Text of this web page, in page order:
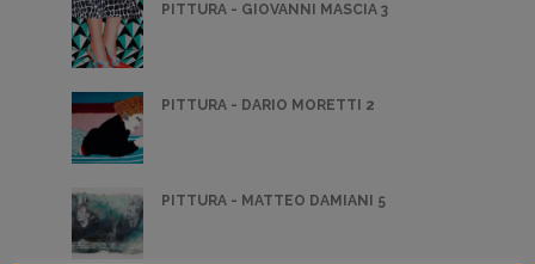
PITTURA - GIOVANNI MASCIA 3
PITTURA - DARIO MORETTI 2
PITTURA - MATTEO DAMIANI 5